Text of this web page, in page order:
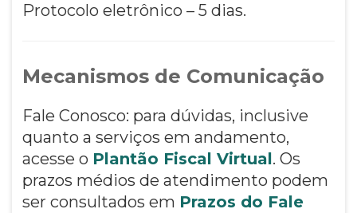
Protocolo eletrônico – 5 dias.
Mecanismos de Comunicação
Fale Conosco: para dúvidas, inclusive
quanto a serviços em andamento,
acesse o Plantão Fiscal Virtual. Os
prazos médios de atendimento podem
ser consultados em Prazos do Fale